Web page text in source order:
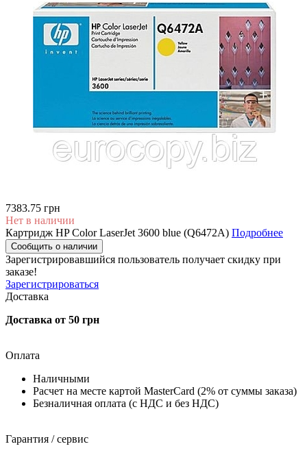
7383.75 грн
Нет в наличии
Картридж HP Color LaserJet 3600 blue (Q6472A) Подробнее
Сообщить о наличии
Зарегистрировавшийся пользователь получает скидку при
заказе!
Зарегистрироваться
Доставка
Доставка от 50 грн
Оплата
Наличными
Расчет на месте картой MasterCard (2% от суммы заказа)
Безналичная оплата (с НДС и без НДС)
Гарантия / сервис